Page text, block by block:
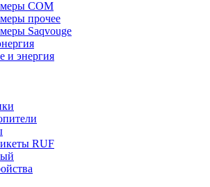
СОМ
прочее
Saqvouge
и энергия
RUF